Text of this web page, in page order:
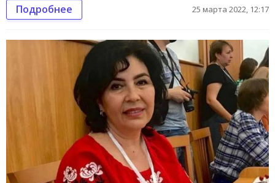
Подробнее 25 марта 2022, 12:17